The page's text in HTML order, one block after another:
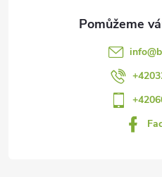
info@